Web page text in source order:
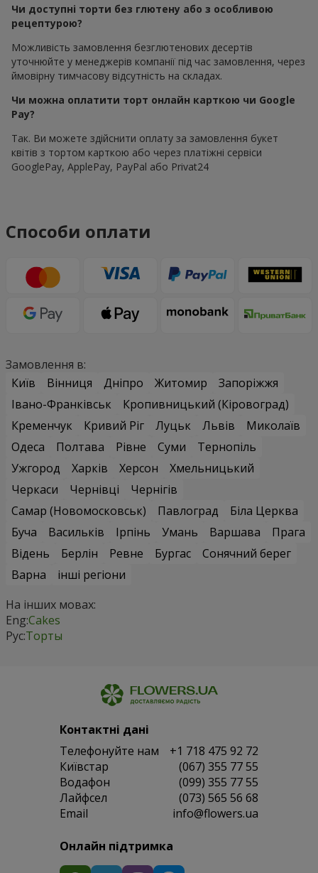
Чи доступні торти без глютену або з особливою
рецептурою?
Можливість замовлення безглютенових десертів
уточнюйте у менеджерів компанії під час замовлення, через
ймовірну тимчасову відсутність на складах.
Чи можна оплатити торт онлайн карткою чи Google
Pay?
Так. Ви можете здійснити оплату за замовлення букет
квітів з тортом карткою або через платіжні сервіси
GooglePay, ApplePay, PayPal або Privat24
Способи оплати
Замовлення в:
Київ
Вінниця Дніпро Житомир
Запоріжжя
Івано-Франківськ
Кропивницький (Кіровоград)
Кременчук
Кривий Ріг Луцьк Львів
Миколаїв
Одеса
Полтава Рівне Суми
Тернопіль
Ужгород
Харків Херсон
Хмельницький
Черкаси
Чернівці
Чернігів
Самар (Новомосковськ)
Павлоград
Біла Церква
Буча
Васильків Ірпінь Умань Варшава
Прага
Відень
Берлін Ревне Бургас
Сонячний берег
Варна
інші регіони
На інших мовах:
Eng:Cakes
Рус:Торты
Контактні дані
Телефонуйте нам
+1 718 475 92 72
Київстар
(067) 355 77 55
Водафон
(099) 355 77 55
Лайфсел
(073) 565 56 68
Email
info@flowers.ua
Онлайн підтримка